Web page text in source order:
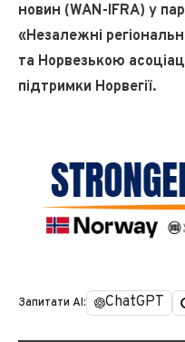
новин (WAN-IFRA) у
«Незалежні
та Норвезькою
підтримки Норвегії.
Запитати AI: ChatGPT